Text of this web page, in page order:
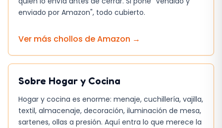
En comparación con una sandwichera básica
y reduce el tiempo de espera. Sin embargo, no
grill o de ajuste de temperatura. Si lo que
buscas es simplemente tostar y calentar, la
diferencia de potencia se percibe en la rapidez.
Placa antiadherente: requiere
mantenimiento para evitar que se degrade.
enviado por Amazon", todo cubierto.
Ver más chollos deAmazon →
Sobre Hogar y Cocina
Hogar y cocina es enorme: menaje, cuchillería, vajilla,
textil, almacenaje, decoración, iluminación de mesa,
sartenes, ollas a presión. Aquí entra lo que merece la